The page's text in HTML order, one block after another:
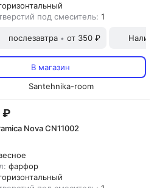
под смеситель: 1
послезавтра • от 350 ₽
В магазин
Santehnika-room
₽
Nova CN11002
фарфор